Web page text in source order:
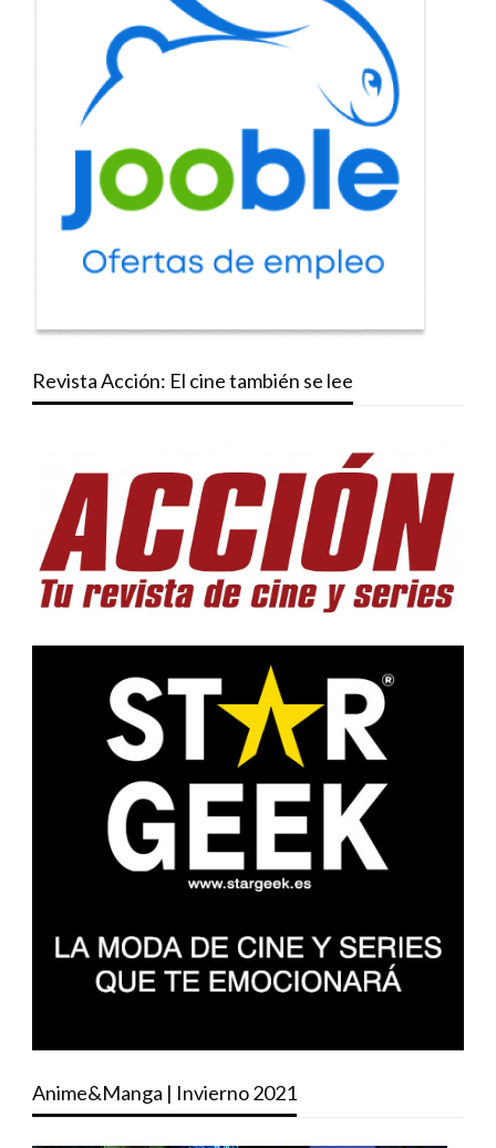
Revista Acción: El cine también se lee
Anime&Manga | Invierno 2021